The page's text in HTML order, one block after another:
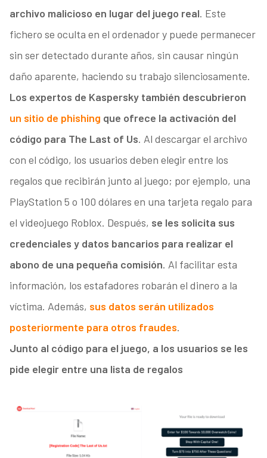
archivo malicioso en lugar del juego real. Este
fichero se oculta en el ordenador y puede permanecer
sin ser detectado durante años, sin causar ningún
daño aparente, haciendo su trabajo silenciosamente.
Los expertos de Kaspersky también descubrieron
un sitio de phishing que ofrece la activación del
código para The Last of Us. Al descargar el archivo
con el código, los usuarios deben elegir entre los
regalos que recibirán junto al juego; por ejemplo, una
PlayStation 5 o 100 dólares en una tarjeta regalo para
el videojuego Roblox. Después, se les solicita sus
credenciales y datos bancarios para realizar el
abono de una pequeña comisión. Al facilitar esta
información, los estafadores robarán el dinero a la
víctima. Además, sus datos serán utilizados
posteriormente para otros fraudes.
Junto al código para el juego, a los usuarios se les
pide elegir entre una lista de regalos